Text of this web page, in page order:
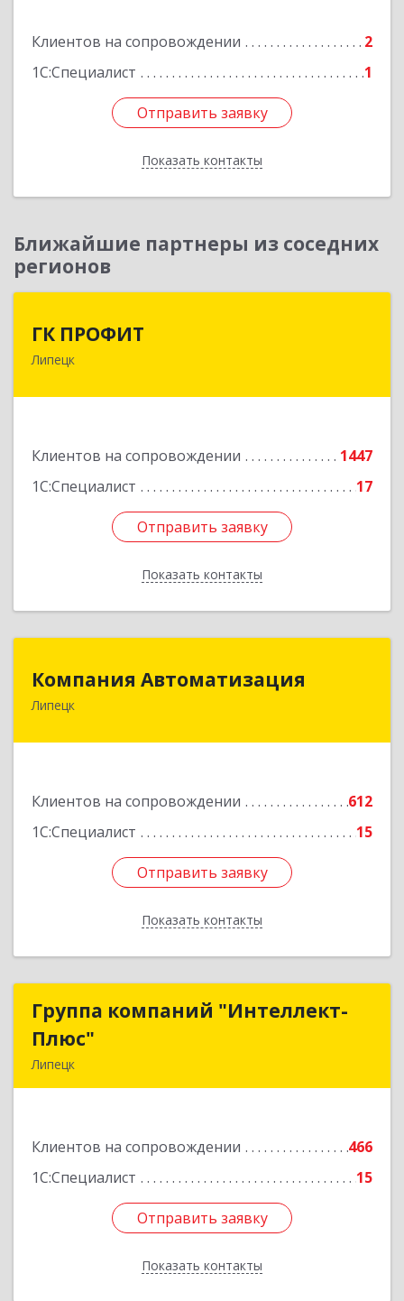
Клиентов на сопровождении
2
1С:Специалист
1
Отправить заявку
Показать контакты
Отправить заявку
Назад
Ближайшие партнеры из соседних
регионов
ГК ПРОФИТ
Липецк
Клиентов на сопровождении
1447
1С:Специалист
17
Отправить заявку
Показать контакты
398001, Липецкая обл, Липецк г, Советская ул,
Отправить заявку
Назад
Компания Автоматизация
Липецк
Клиентов на сопровождении
612
1С:Специалист
15
Отправить заявку
Показать контакты
398001, Липецкая обл, Липецк г, Победы пл,
Отправить заявку
Назад
Группа компаний "Интеллект-
Плюс"
Липецк
Клиентов на сопровождении
466
1С:Специалист
15
Отправить заявку
Показать контакты
Группа компаний "Интеллект-
Подробнее
Отправить заявку
Назад